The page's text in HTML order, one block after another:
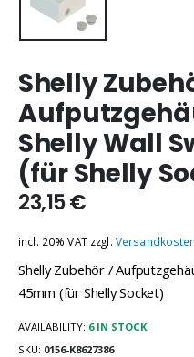
Shelly
Shelly Wall
(für Shelly
23,15€
incl. 20% VAT zzgl. Versandkosten
Shelly Zubehör /
45mm (für Shelly Socket)
AVAILABILITY: 6 IN STOCK
SKU: 0156-K8627386